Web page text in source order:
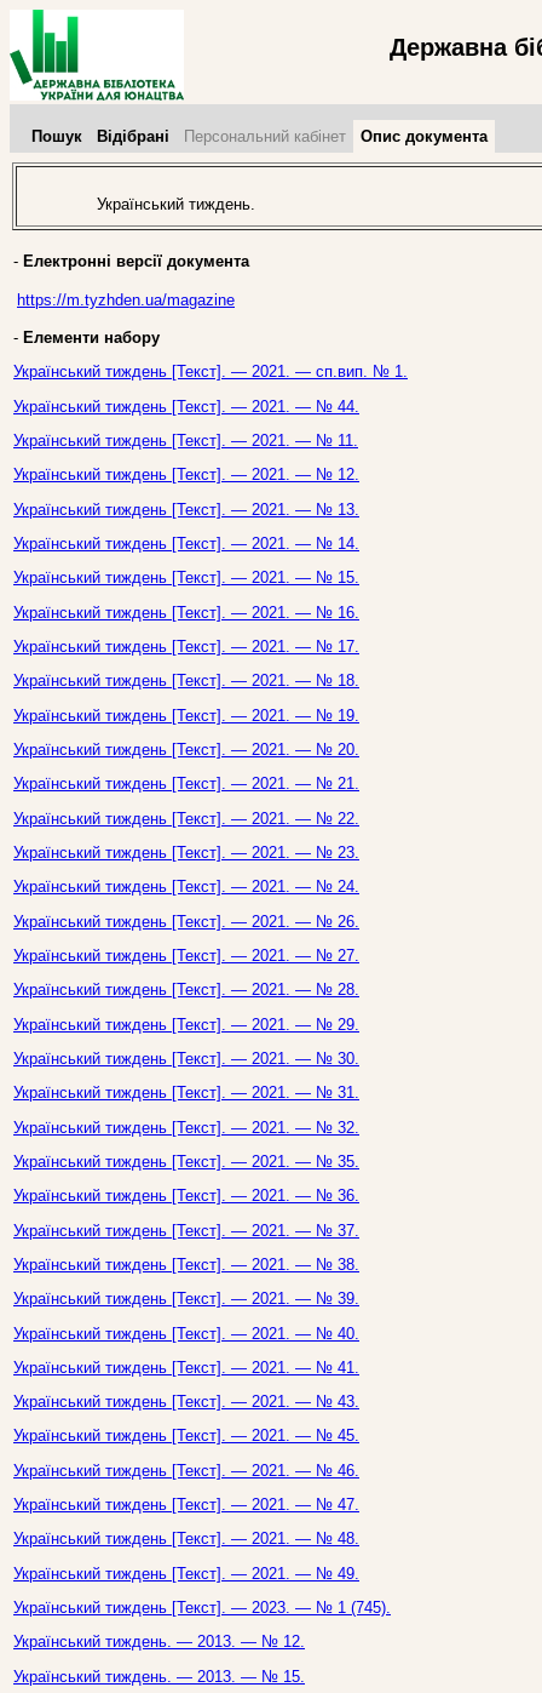
Державна
Пошук Відібрані Персональний кабінет Опис документа
Український тиждень.
- Електронні версії документа
https://m.tyzhden.ua/magazine
- Елементи набору
Український тиждень [Текст]. — 2021. — сп.вип. № 1.
Український тиждень [Текст]. — 2021. — № 44.
Український тиждень [Текст]. — 2021. — № 11.
Український тиждень [Текст]. — 2021. — № 12.
Український тиждень [Текст]. — 2021. — № 13.
Український тиждень [Текст]. — 2021. — № 14.
Український тиждень [Текст]. — 2021. — № 15.
Український тиждень [Текст]. — 2021. — № 16.
Український тиждень [Текст]. — 2021. — № 17.
Український тиждень [Текст]. — 2021. — № 18.
Український тиждень [Текст]. — 2021. — № 19.
Український тиждень [Текст]. — 2021. — № 20.
Український тиждень [Текст]. — 2021. — № 21.
Український тиждень [Текст]. — 2021. — № 22.
Український тиждень [Текст]. — 2021. — № 23.
Український тиждень [Текст]. — 2021. — № 24.
Український тиждень [Текст]. — 2021. — № 26.
Український тиждень [Текст]. — 2021. — № 27.
Український тиждень [Текст]. — 2021. — № 28.
Український тиждень [Текст]. — 2021. — № 29.
Український тиждень [Текст]. — 2021. — № 30.
Український тиждень [Текст]. — 2021. — № 31.
Український тиждень [Текст]. — 2021. — № 32.
Український тиждень [Текст]. — 2021. — № 35.
Український тиждень [Текст]. — 2021. — № 36.
Український тиждень [Текст]. — 2021. — № 37.
Український тиждень [Текст]. — 2021. — № 38.
Український тиждень [Текст]. — 2021. — № 39.
Український тиждень [Текст]. — 2021. — № 40.
Український тиждень [Текст]. — 2021. — № 41.
Український тиждень [Текст]. — 2021. — № 43.
Український тиждень [Текст]. — 2021. — № 45.
Український тиждень [Текст]. — 2021. — № 46.
Український тиждень [Текст]. — 2021. — № 47.
Український тиждень [Текст]. — 2021. — № 48.
Український тиждень [Текст]. — 2021. — № 49.
Український тиждень [Текст]. — 2023. — № 1 (745).
Український тиждень. — 2013. — № 12.
Український тиждень. — 2013. — № 15.